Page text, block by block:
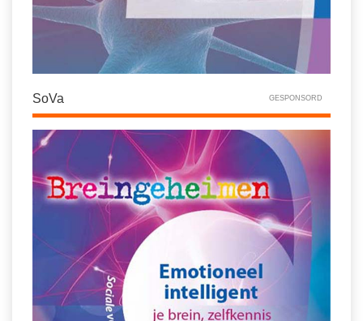
SoVa GESPONSORD